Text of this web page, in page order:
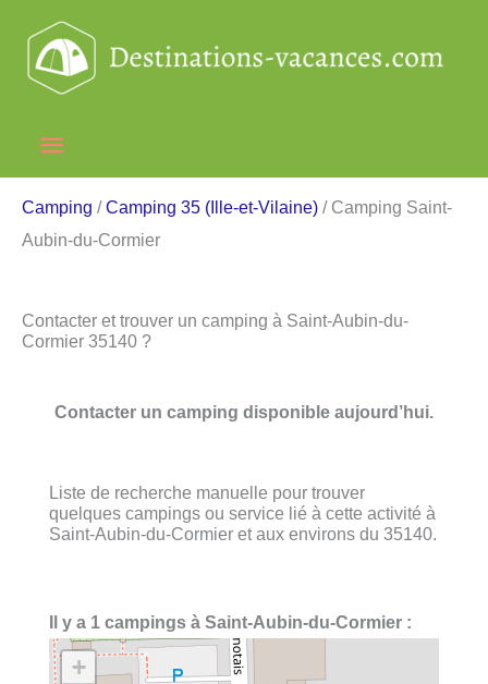
contenu
Menu
principal
Camping /Camping 35 (Ille-et-Vilaine) / Camping Saint-
Aubin-du-Cormier
Contacter et trouver un camping à Saint-Aubin-du-
Cormier 35140 ?
Contacter un camping disponible aujourd’hui.
Liste de recherche manuelle pour trouver
quelques campings ou service lié à cette activité à
Saint-Aubin-du-Cormier et aux environs du 35140.
Il y a 1 campings à Saint-Aubin-du-Cormier :
+